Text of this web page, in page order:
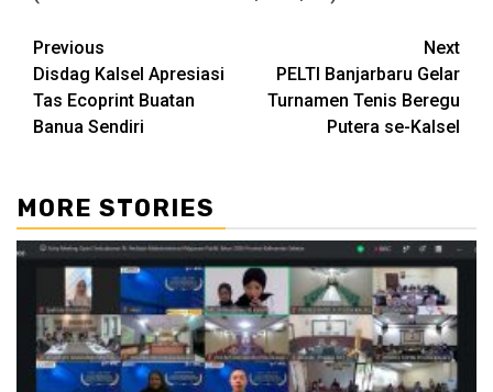
Continue
Reading
Previous
Disdag Kalsel Apresiasi
Tas Ecoprint Buatan
Banua Sendiri
Next
PELTI Banjarbaru Gelar
Turnamen Tenis Beregu
Putera se-Kalsel
MORE STORIES